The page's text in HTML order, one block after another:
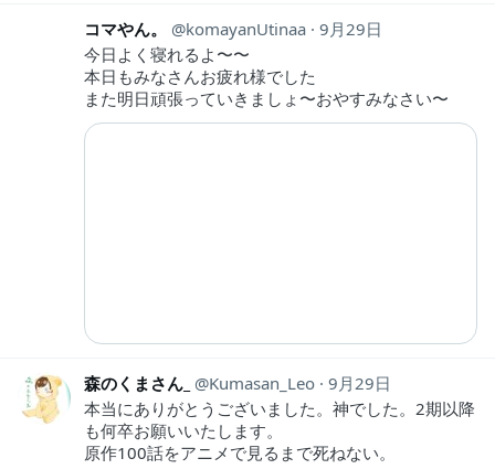
コマやん。 komayanUtinaa 9月29日
今日よく寝れるよ〜〜
本日もみなさんお疲れ様でした
また明日頑張っていきましょ〜おやすみなさい〜
森のくまさん_ Kumasan_Leo 9月29日
本当にありがとうございました。神でした。2期以降
も何卒お願いいたします。
原作100話をアニメで見るまで死ねない。